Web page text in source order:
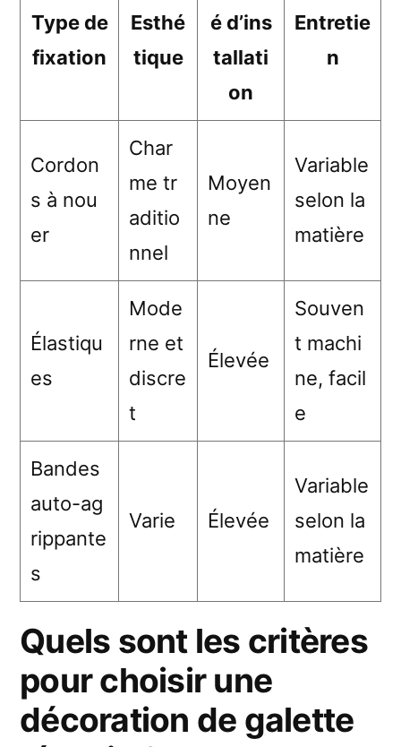
Type de
fixation
Esthé
tique
é d’ins
tallati
on
Entretie
n
Cordon
s à nou
er
Char
me tr
aditio
nnel
Moyen
ne
Variable
selon la
matière
Élastiqu
es
Mode
rne et
discre
t
Élevée
Souven
t machi
ne, facil
e
Bandes
auto-ag
rippante
s
Varie Élevée
Variable
selon la
matière
Quels sont les critères
pour choisir une
décoration de galette